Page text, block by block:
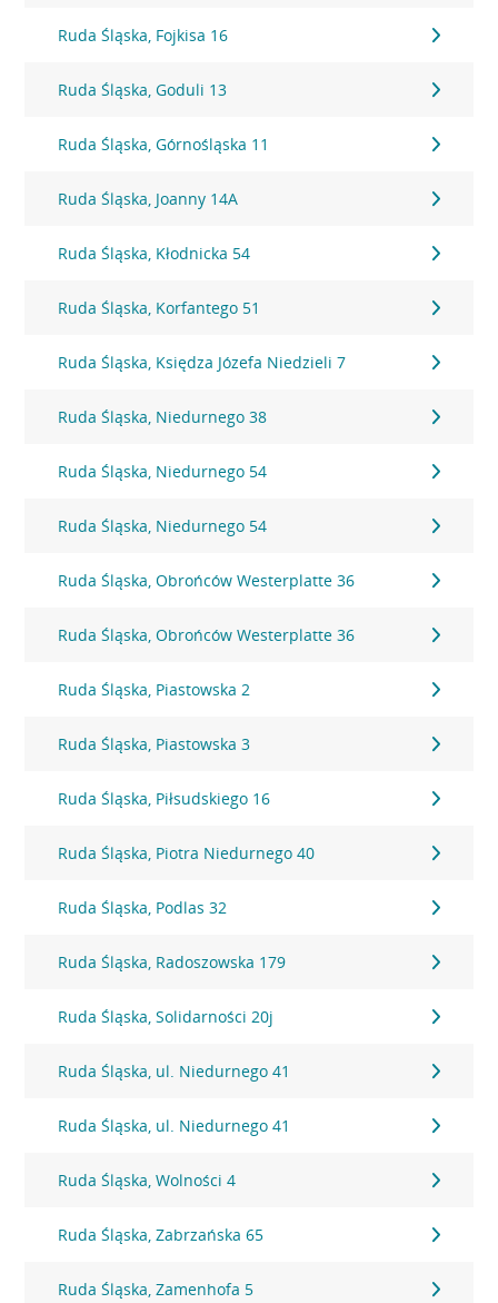
Ruda Śląska, Fojkisa 16
Ruda Śląska, Goduli 13
Ruda Śląska, Górnośląska 11
Ruda Śląska, Joanny 14A
Ruda Śląska, Kłodnicka 54
Ruda Śląska, Korfantego 51
Ruda Śląska, Księdza Józefa Niedzieli 7
Ruda Śląska, Niedurnego 38
Ruda Śląska, Niedurnego 54
Ruda Śląska, Niedurnego 54
Ruda Śląska, Obrońców Westerplatte 36
Ruda Śląska, Obrońców Westerplatte 36
Ruda Śląska, Piastowska 2
Ruda Śląska, Piastowska 3
Ruda Śląska, Piłsudskiego 16
Ruda Śląska, Piotra Niedurnego 40
Ruda Śląska, Podlas 32
Ruda Śląska, Radoszowska 179
Ruda Śląska, Solidarności 20j
Ruda Śląska, ul. Niedurnego 41
Ruda Śląska, ul. Niedurnego 41
Ruda Śląska, Wolności 4
Ruda Śląska, Zabrzańska 65
Ruda Śląska, Zamenhofa 5